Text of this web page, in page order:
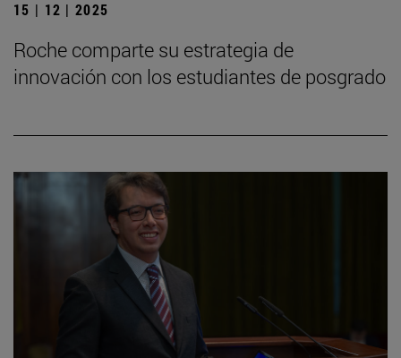
15 | 12 | 2025
Roche comparte su estrategia de
innovación con los estudiantes de posgrado